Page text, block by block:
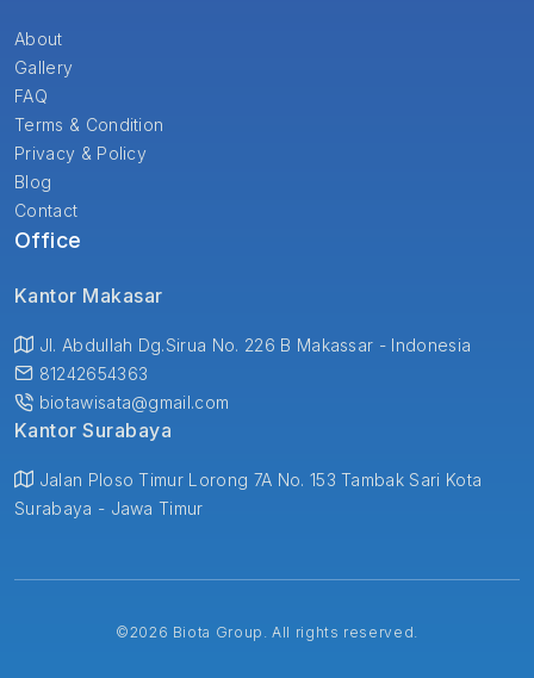
About
Gallery
FAQ
Terms & Condition
Privacy & Policy
Blog
Contact
Office
Kantor Makasar
Jl. Abdullah Dg.Sirua No. 226 B Makassar - Indonesia
81242654363
biotawisata@gmail.com
Kantor Surabaya
Jalan Ploso Timur Lorong 7A No. 153 Tambak Sari Kota
Surabaya - Jawa Timur
©2026 Biota Group. All rights reserved.